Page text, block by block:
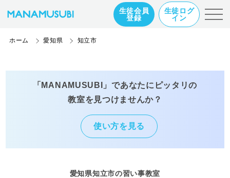
生徒会員
登録
生徒ログ
イン
ホーム 愛知県 知立市
「MANAMUSUBI」であなたにピッタリの
教室を見つけませんか？
使い方を見る
愛知県知立市の習い事教室